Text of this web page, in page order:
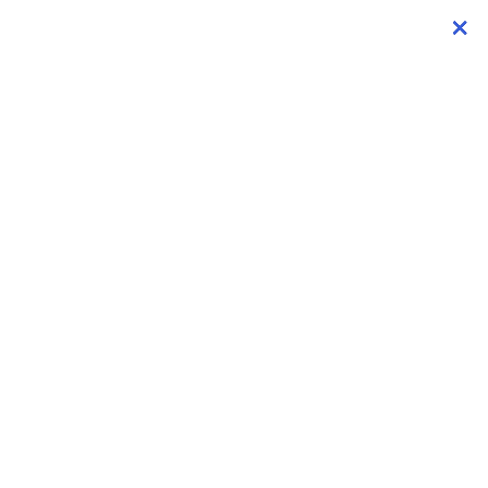
×
×
×
×